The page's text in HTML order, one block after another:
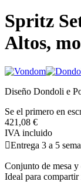
Spritz
Altos,
Diseño Dondoli e
Se el primero en
421,08 €
IVA incluido
Entrega 3 a 5
Conjunto de mesa
Ideal para compartir